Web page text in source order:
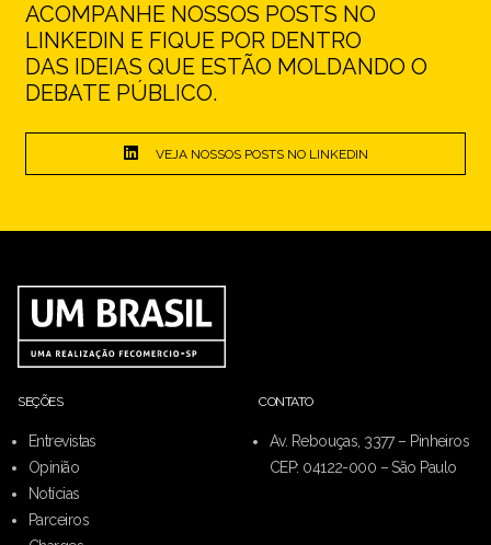
ACOMPANHE NOSSOS POSTS NO
LINKEDIN E FIQUE POR DENTRO
DAS IDEIAS QUE ESTÃO MOLDANDO O
DEBATE PÚBLICO.
VEJA NOSSOS POSTS NO LINKEDIN
SEÇÕES
Entrevistas
Opinião
Notícias
Parceiros
CONTATO
Av. Rebouças, 3377 – Pinheiros
CEP: 04122-000 – São Paulo